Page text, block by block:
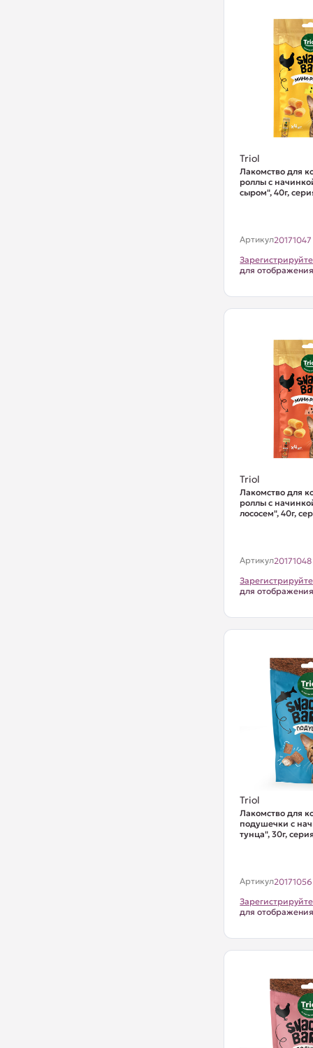
Triol
Лакомство для
роллы с
сыром", 40г,
Артикул20171047
для
Triol
Лакомство для
роллы с
лососем", 40г,
Артикул20171048
для
Triol
Лакомство для
подушечки с
тунца", 30г,
Артикул20171056
для